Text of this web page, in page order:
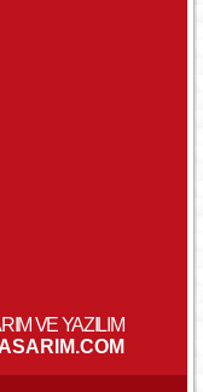
VE YAZILIM